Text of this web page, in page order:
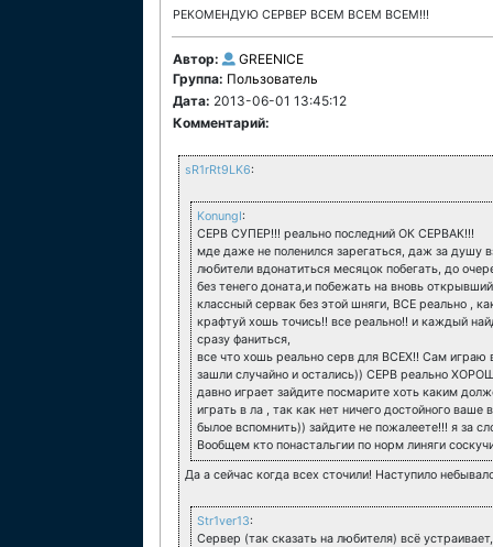
РЕКОМЕНДУЮ СЕРВЕР ВСЕМ ВСЕМ ВСЕМ!!!
Автор:
GREENICE
Группа: Пользователь
Дата: 2013-06-01 13:45:12
Комментарий:
sR1rRt9LK6:
KonungI:
СЕРВ СУПЕР!!! реально последний ОК СЕРВАК!!!
мде даже не поленился зарегаться, даж за душу
любители вдонатиться месяцок побегать, до
без тенего доната,и побежать на вновь
классный сервак без этой шняги, ВСЕ реально ,
крафтуй хошь точись!! все реально!! и каждый
сразу фаниться,
все что хошь реально серв для ВСЕХ!! Сам играю
зашли случайно и остались)) СЕРВ реально
давно играет зайдите посмарите хоть каким
играть в ла , так как нет ничего достойного
былое вспомнить)) зайдите не пожалеете!!! я за
Вообщем кто понастальгии по норм линяги
Да а сейчас когда всех сточили! Наступило
Str1ver13:
Сервер (так сказать на любителя) всё